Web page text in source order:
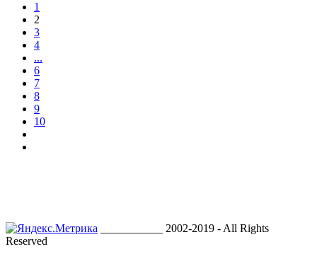
1
2
3
4
...
6
7
8
9
10
___________ 2002-2019 - All Rights
Reserved